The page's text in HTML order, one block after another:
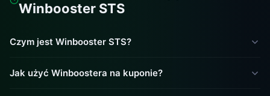
Winbooster STS
Czym jest Winbooster STS?
zwiększyć wygraną z kuponu o określony procent i kwotę.
Jak użyć Winboostera na kuponie?